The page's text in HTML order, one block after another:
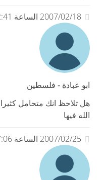
2007/02/18 الساعة 12:41
ابو عبادة - فلسطين
هل تلاحظ انك متحامل
الله فيها
2007/02/25 الساعة 07:06